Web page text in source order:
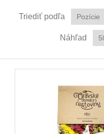
Triediť podľa
Náhľad